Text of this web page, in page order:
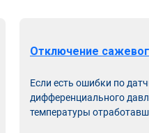
Отключение
Если есть ошибки по
дифференциального
температуры